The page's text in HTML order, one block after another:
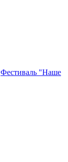
Фестиваль "Наше